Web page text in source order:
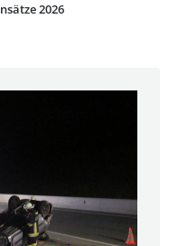
2026